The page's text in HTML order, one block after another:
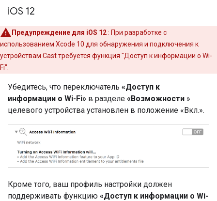
iOS 12
Предупреждение для iOS 12: При разработке с
использованием Xcode 10 для обнаружения и подключения к
устройствам Cast требуется функция "Доступ к информации о Wi-
Fi".
Убедитесь, что переключатель «Доступ к
информации о Wi-Fi» в разделе «Возможности »
целевого устройства установлен в положение «Вкл.».
Кроме того, ваш профиль настройки должен
поддерживать функцию «Доступ к информации о Wi-